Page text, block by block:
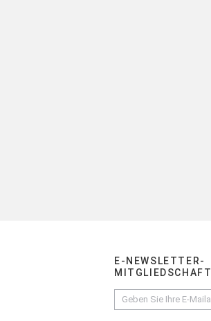
E-NEWSLETTER-
MITGLIEDSCHAFT